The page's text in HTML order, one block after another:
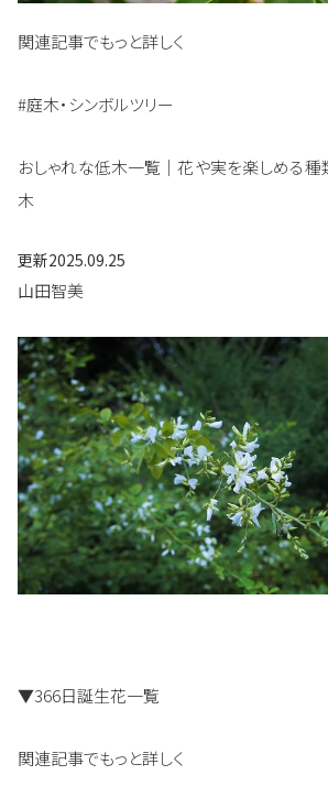
関連記事でもっと詳しく
#庭木・シンボルツリー
おしゃれな低木一覧｜花や実を楽しめる種
木
更新2025.09.25
山田智美
▼366日誕生花一覧
関連記事でもっと詳しく